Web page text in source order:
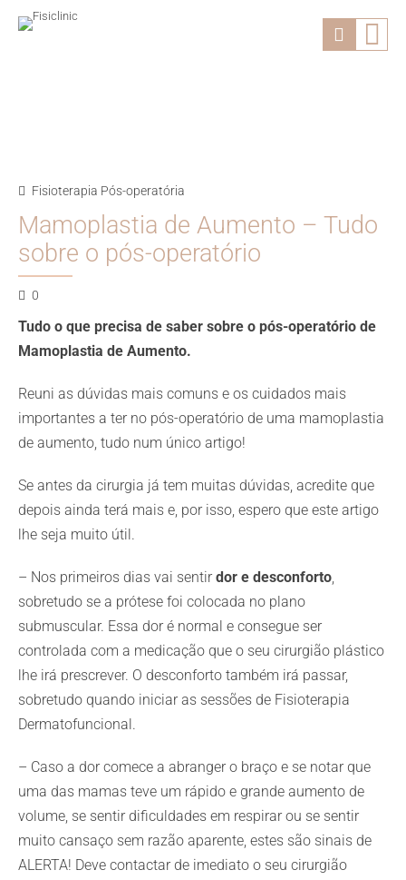
Fisioterapia Pós-operatória
Mamoplastia de Aumento – Tudo
sobre o pós-operatório
0
Tudo o que precisa de saber sobre o pós-operatório de
Mamoplastia de Aumento.
Reuni as dúvidas mais comuns e os cuidados mais
importantes a ter no pós-operatório de uma mamoplastia
de aumento, tudo num único artigo!
Se antes da cirurgia já tem muitas dúvidas, acredite que
depois ainda terá mais e, por isso, espero que este artigo
lhe seja muito útil.
– Nos primeiros dias vai sentir dor e desconforto,
sobretudo se a prótese foi colocada no plano
submuscular. Essa dor é normal e consegue ser
controlada com a medicação que o seu cirurgião plástico
lhe irá prescrever. O desconforto também irá passar,
sobretudo quando iniciar as sessões de Fisioterapia
Dermatofuncional.
– Caso a dor comece a abranger o braço e se notar que
uma das mamas teve um rápido e grande aumento de
volume, se sentir dificuldades em respirar ou se sentir
muito cansaço sem razão aparente, estes são sinais de
ALERTA! Deve contactar de imediato o seu cirurgião